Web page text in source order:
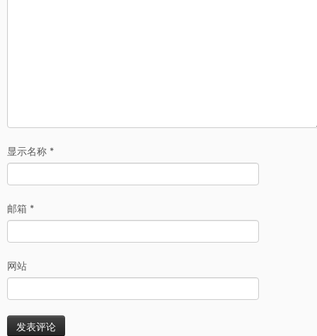
显示名称 *
邮箱 *
网站